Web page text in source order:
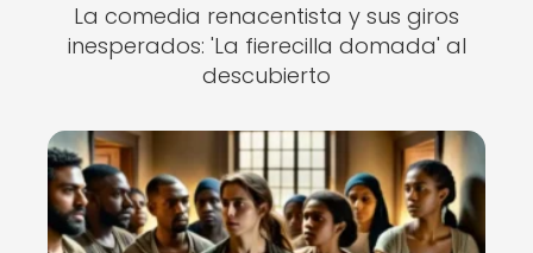
La comedia renacentista y sus giros
inesperados: 'La fierecilla domada' al
descubierto